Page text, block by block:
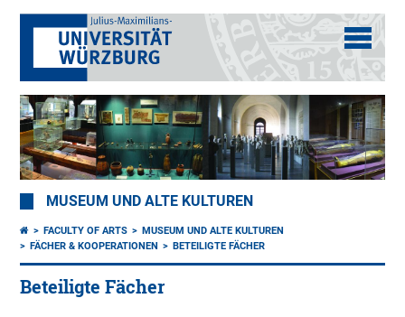
MUSEUM UND ALTE KULTUREN
FACULTY OF ARTS
MUSEUM UND ALTE KULTUREN
FÄCHER & KOOPERATIONEN
BETEILIGTE FÄCHER
Beteiligte Fächer